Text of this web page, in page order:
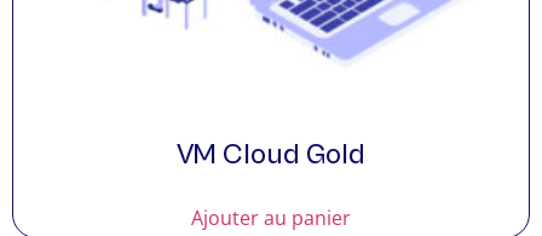
VM Cloud Gold
Ajouter au panier